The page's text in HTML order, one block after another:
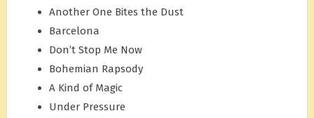
Another One Bites the Dust
Barcelona
Don’t Stop Me Now
Bohemian Rapsody
A Kind of Magic
Under Pressure